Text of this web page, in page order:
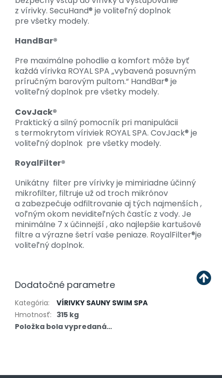
z vírivky. SecuHand® je voliteľný doplnok
pre všetky modely.
HandBar®
Pre maximálne pohodlie a komfort môže byť
každá vírivka ROYAL SPA „vybavená posuvným
príručným barovým pultom.“ HandBar® je
voliteľný doplnok pre všetky modely.
CovJack®
Praktický a silný pomocník pri manipulácii
s termokrytom víriviek ROYAL SPA. CovJack® je
voliteľný doplnok pre všetky modely.
RoyalFilter®
Unikátny filter pre vírivky je mimiriadne účinný
mikrofilter, filtruje už od troch mikrónov
a zabezpečuje odfiltrovanie aj tých najmenších ,
voľným okom neviditeľných častíc z vody. Je
minimálne 7 x účinnejší , ako najlepšie kartušové
filtre a výrazne šetrí vaše peniaze. RoyalFilter®je
voliteľný doplnok.
Dodatočné parametre
Kategória:
VÍRIVKY SAUNY SWIM SPA
Hmotnosť: 315 kg
Položka bola vypredaná…